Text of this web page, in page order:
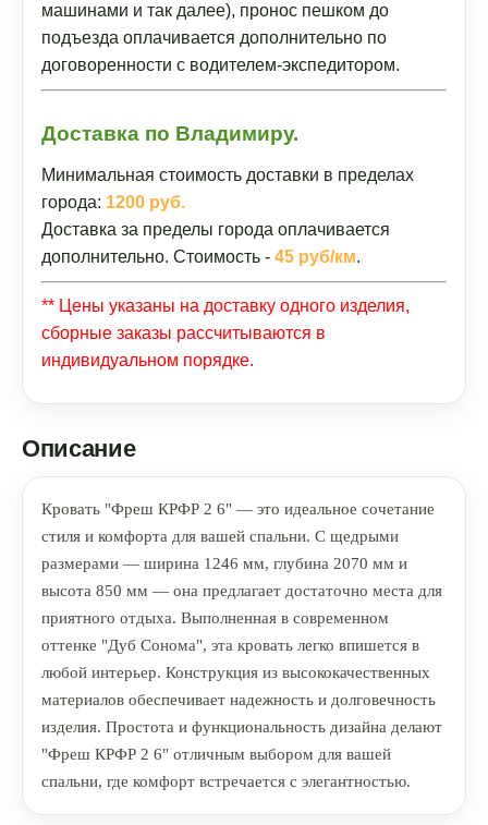
машинами и так далее), пронос пешком до
подъезда оплачивается дополнительно по
договоренности с водителем-экспедитором.
Доставка по Владимиру.
Минимальная стоимость доставки в пределах
города: 1200 руб.
Доставка за пределы города оплачивается
дополнительно. Стоимость - 45 руб/км.
** Цены указаны на доставку одного изделия,
сборные заказы рассчитываются в
индивидуальном порядке.
Описание
Кровать "Фреш КРФР 2 6" — это идеальное сочетание
стиля и комфорта для вашей спальни. С щедрыми
размерами — ширина 1246 мм, глубина 2070 мм и
высота 850 мм — она предлагает достаточно места для
приятного отдыха. Выполненная в современном
оттенке "Дуб Сонома", эта кровать легко впишется в
любой интерьер. Конструкция из высококачественных
материалов обеспечивает надежность и долговечность
изделия. Простота и функциональность дизайна делают
"Фреш КРФР 2 6" отличным выбором для вашей
спальни, где комфорт встречается с элегантностью.